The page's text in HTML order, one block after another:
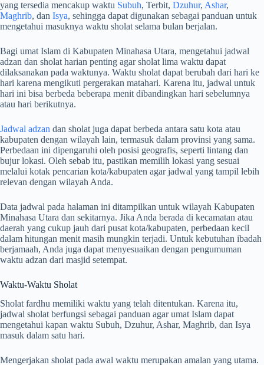
yang tersedia mencakup waktu Subuh, Terbit, Dzuhur, Ashar,
Maghrib, dan Isya, sehingga dapat digunakan sebagai panduan untuk
mengetahui masuknya waktu sholat selama bulan berjalan.
Bagi umat Islam di Kabupaten Minahasa Utara, mengetahui jadwal
adzan dan sholat harian penting agar sholat lima waktu dapat
dilaksanakan pada waktunya. Waktu sholat dapat berubah dari hari ke
hari karena mengikuti pergerakan matahari. Karena itu, jadwal untuk
hari ini bisa berbeda beberapa menit dibandingkan hari sebelumnya
atau hari berikutnya.
Jadwal adzan dan sholat juga dapat berbeda antara satu kota atau
kabupaten dengan wilayah lain, termasuk dalam provinsi yang sama.
Perbedaan ini dipengaruhi oleh posisi geografis, seperti lintang dan
bujur lokasi. Oleh sebab itu, pastikan memilih lokasi yang sesuai
melalui kotak pencarian kota/kabupaten agar jadwal yang tampil lebih
relevan dengan wilayah Anda.
Data jadwal pada halaman ini ditampilkan untuk wilayah Kabupaten
Minahasa Utara dan sekitarnya. Jika Anda berada di kecamatan atau
daerah yang cukup jauh dari pusat kota/kabupaten, perbedaan kecil
dalam hitungan menit masih mungkin terjadi. Untuk kebutuhan ibadah
berjamaah, Anda juga dapat menyesuaikan dengan pengumuman
waktu adzan dari masjid setempat.
Waktu-Waktu Sholat
Sholat fardhu memiliki waktu yang telah ditentukan. Karena itu,
jadwal sholat berfungsi sebagai panduan agar umat Islam dapat
mengetahui kapan waktu Subuh, Dzuhur, Ashar, Maghrib, dan Isya
masuk dalam satu hari.
Mengerjakan sholat pada awal waktu merupakan amalan yang utama.